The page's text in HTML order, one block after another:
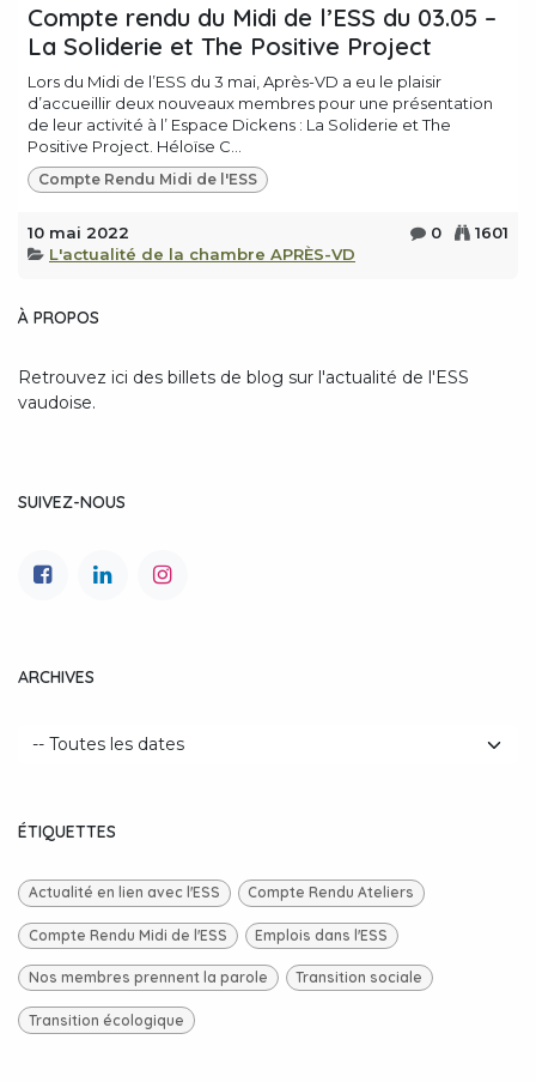
Compte rendu du Midi de l’ESS du 03.05 –
La Soliderie et The Positive Project
Lors du Midi de l’ESS du 3 mai, Après-VD a eu le plaisir
d’accueillir deux nouveaux membres pour une présentation
de leur activité à l’ Espace Dickens : La Soliderie et The
Positive Project. Héloïse C...
Compte Rendu Midi de l'ESS
10 mai 2022 0
1601
L'actualité de la chambre APRÈS-VD
À PROPOS
Retrouvez ici des billets de blog sur l'actualité de l'ESS
vaudoise.
SUIVEZ-NOUS
ARCHIVES
ÉTIQUETTES
Actualité en lien avec l'ESS Compte Rendu Ateliers
Compte Rendu Midi de l'ESS Emplois dans l'ESS
Nos membres prennent la parole Transition sociale
Transition écologique